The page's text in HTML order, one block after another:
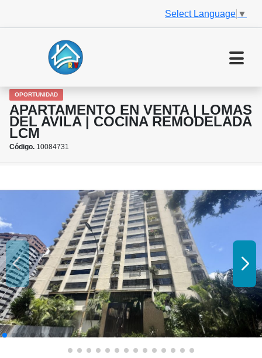
Select Language ▼
OPORTUNIDAD
APARTAMENTO EN VENTA | LOMAS
DEL AVILA | COCINA REMODELADA
LCM
Código. 10084731